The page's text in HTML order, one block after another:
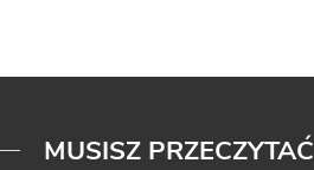
MUSISZ PRZECZYTAĆ